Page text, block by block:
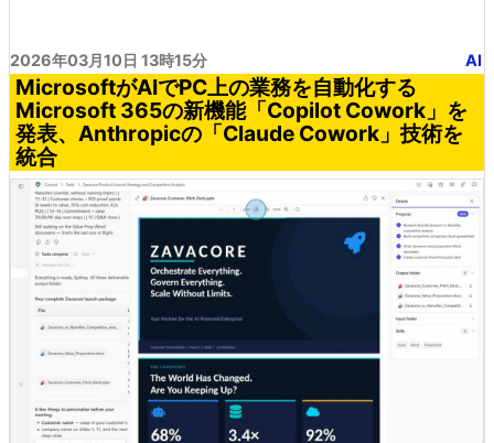
2026年03月10日 13時15分 AI
MicrosoftがAIでPC上の業務を自動化する
Microsoft 365の新機能「Copilot Cowork」を
発表、Anthropicの「Claude Cowork」技術を
統合